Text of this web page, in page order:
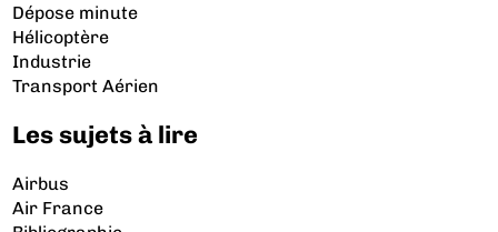
Dépose minute
Hélicoptère
Industrie
Transport Aérien
Les sujets à lire
Airbus
Air France